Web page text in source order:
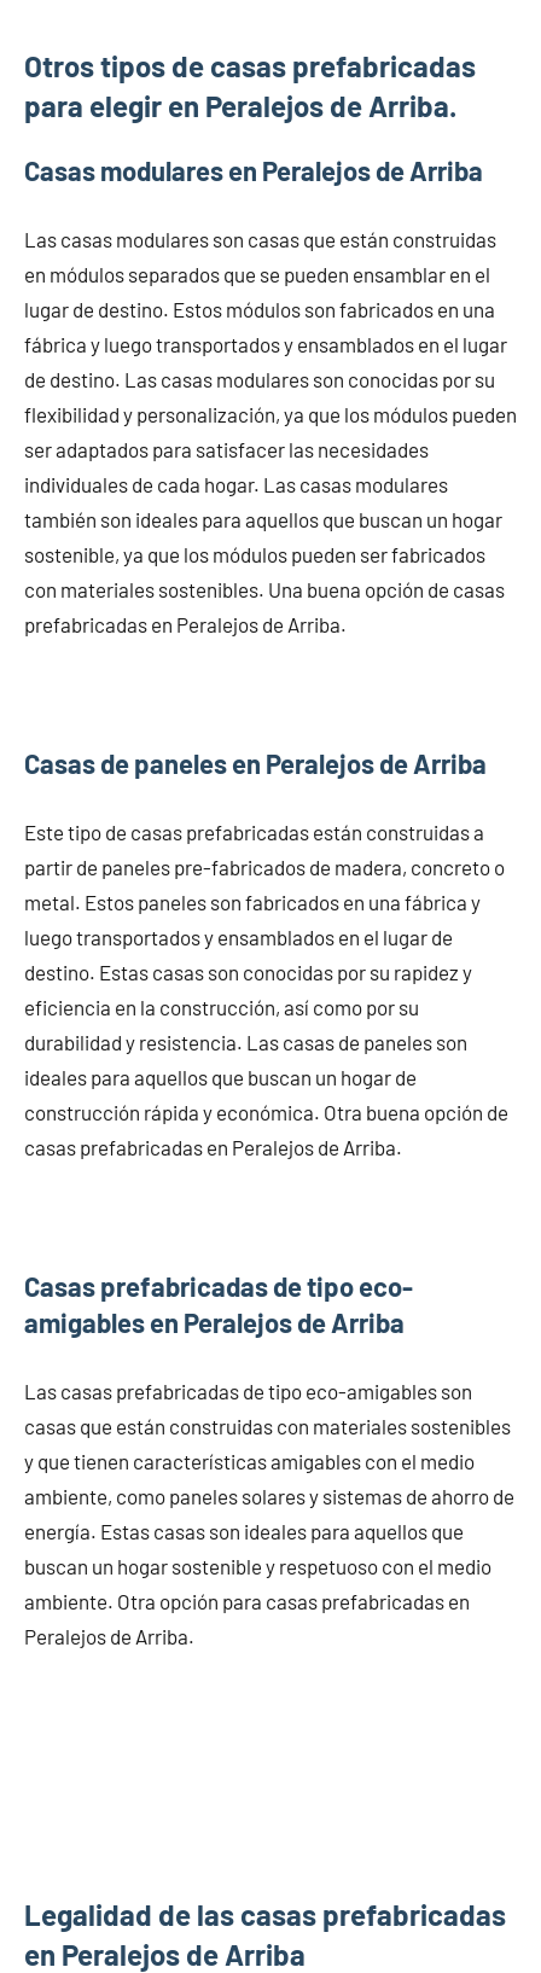
Otros tipos de casas prefabricadas
para elegir en Peralejos de Arriba.
Casas modulares en Peralejos de Arriba
Las casas modulares son casas que están construidas
en módulos separados que se pueden ensamblar en el
lugar de destino. Estos módulos son fabricados en una
fábrica y luego transportados y ensamblados en el lugar
de destino. Las casas modulares son conocidas por su
flexibilidad y personalización, ya que los módulos pueden
ser adaptados para satisfacer las necesidades
individuales de cada hogar. Las casas modulares
también son ideales para aquellos que buscan un hogar
sostenible, ya que los módulos pueden ser fabricados
con materiales sostenibles. Una buena opción de casas
prefabricadas en Peralejos de Arriba.
Casas de paneles en Peralejos de Arriba
Este tipo de casas prefabricadas están construidas a
partir de paneles pre-fabricados de madera, concreto o
metal. Estos paneles son fabricados en una fábrica y
luego transportados y ensamblados en el lugar de
destino. Estas casas son conocidas por su rapidez y
eficiencia en la construcción, así como por su
durabilidad y resistencia. Las casas de paneles son
ideales para aquellos que buscan un hogar de
construcción rápida y económica. Otra buena opción de
casas prefabricadas en Peralejos de Arriba.
Casas prefabricadas de tipo eco-
amigables en Peralejos de Arriba
Las casas prefabricadas de tipo eco-amigables son
casas que están construidas con materiales sostenibles
y que tienen características amigables con el medio
ambiente, como paneles solares y sistemas de ahorro de
energía. Estas casas son ideales para aquellos que
buscan un hogar sostenible y respetuoso con el medio
ambiente. Otra opción para casas prefabricadas en
Peralejos de Arriba.
Legalidad de las casas prefabricadas
en Peralejos de Arriba